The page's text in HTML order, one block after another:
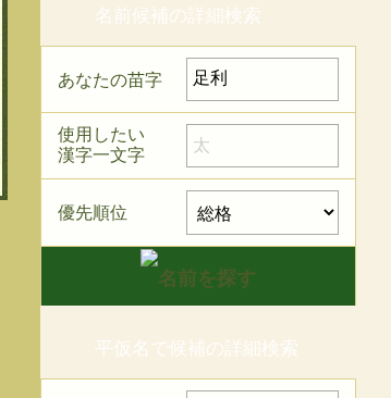
名前候補の詳細検索
あなたの苗字
使用したい
漢字一文字
優先順位
平仮名で候補の詳細検索